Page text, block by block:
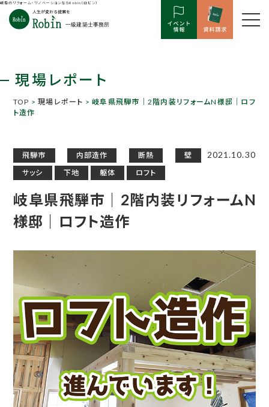
岐阜のリフォーム・リノベーションならRobin（ロビン）
現場レポート
TOP >現場レポート > 岐阜県飛騨市｜2階内装リフォームN様邸｜ロフ
ト造作
飛騨市 内部造作 断熱
壁
サッシ
下地 躯体 ロフト
2021.10.30
岐阜県飛騨市｜2階内装リフォームN
様邸｜ロフト造作